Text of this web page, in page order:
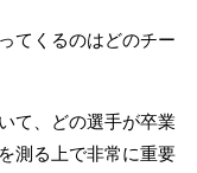
てくるのはどのチー
て、どの選手が卒業
測る上で非常に重要